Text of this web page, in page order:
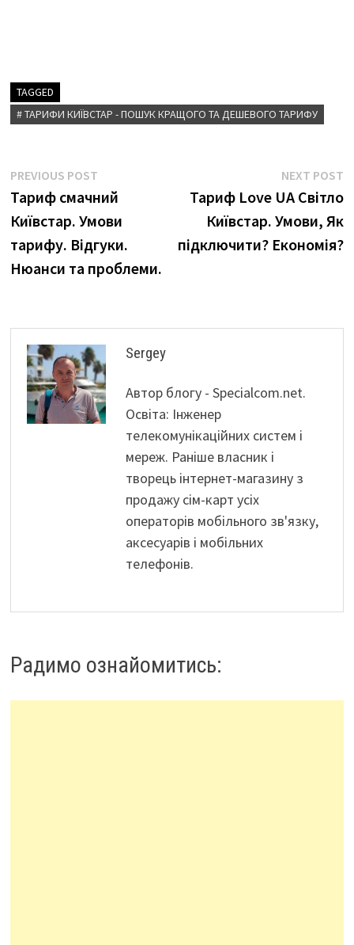
TAGGED
# ТАРИФИ КИЇВСТАР - ПОШУК КРАЩОГО ТА ДЕШЕВОГО ТАРИФУ
Навігація
записів
PREVIOUS POSTPrevious
post:
Тариф смачний
Київстар. Умови
тарифу. Відгуки.
Нюанси та проблеми.
NEXT POST
Тариф Love UA Світло
Київстар. Умови, Як
підключити? Економія?
Sergey
Автор блогу - Specialcom.net.
Освіта: Інженер
телекомунікаційних систем і
мереж. Раніше власник і
творець інтернет-магазину з
продажу сім-карт усіх
операторів мобільного зв'язку,
аксесуарів і мобільних
телефонів.
Радимо ознайомитись: